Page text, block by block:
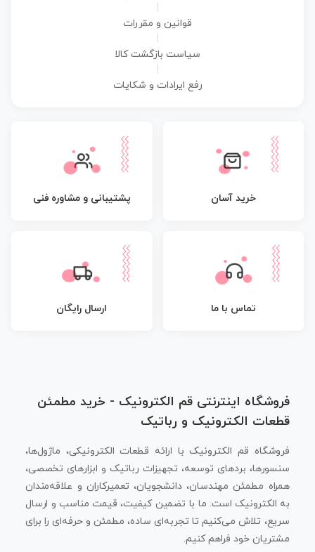
قوانین و مقررات
سیاست بازگشت کالا
رفع ایرادات و شکایات
خرید آسان پشتیبانی و مشاوره فنی
تماس با ما ارسال رایگان
فروشگاه اینترنتی قم الکترونیک - خرید مطمئن
قطعات الکترونیک و رباتیک
فروشگاه قم الکترونیک با ارائه قطعات الکترونیکی، ماژول‌ها،
سنسورها، بردهای توسعه، تجهیزات رباتیک و ابزارهای تخصصی،
همراه مطمئن مهندسان، دانشجویان، تعمیرکاران و علاقه‌مندان
به الکترونیک است. ما با تضمین کیفیت، قیمت مناسب و ارسال
سریع، تلاش می‌کنیم تا تجربه‌ای ساده، مطمئن و حرفه‌ای را برای
مشتریان خود فراهم کنیم.